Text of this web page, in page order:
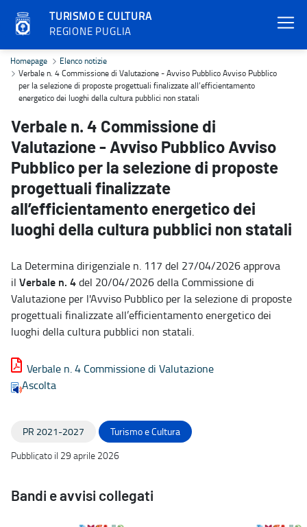
TURISMO E CULTURA
REGIONE PUGLIA
Verbale n. 4 Commissione di Valutazione - Avviso Pubblico
Homepage
Elenco notizie
Verbale n. 4 Commissione di Valutazione - Avviso Pubblico Avviso Pubblico
per la selezione di proposte progettuali finalizzate all’efficientamento
energetico dei luoghi della cultura pubblici non statali
Verbale n. 4 Commissione di
Valutazione - Avviso Pubblico Avviso
Pubblico per la selezione di proposte
progettuali finalizzate
all’efficientamento energetico dei
luoghi della cultura pubblici non statali
La Determina dirigenziale n. 117 del 27/04/2026 approva
il Verbale n. 4del 20/04/2026 della Commissione di
Valutazione per l'Avviso Pubblico per la selezione di proposte
progettuali finalizzate all’efficientamento energetico dei
luoghi della cultura pubblici non statali.
Verbale n. 4 Commissione di Valutazione
Ascolta
PR 2021-2027
Turismo e Cultura
Pubblicato il 29 aprile 2026
Bandi e avvisi collegati